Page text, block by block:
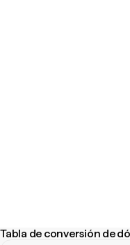
Tabla de conversión de